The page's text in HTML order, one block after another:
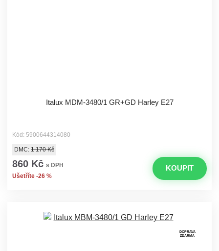
Italux MDM-3480/1 GR+GD Harley E27
Kód: 5900644314080
DMC: 1 170 Kč
860 Kč s DPH
Ušetříte -26 %
KOUPIT
DOPRAVA
ZDARMA